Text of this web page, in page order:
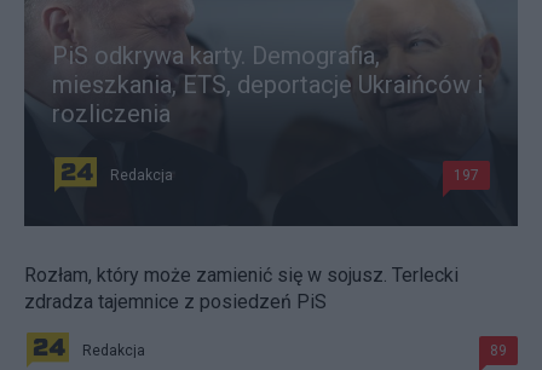
PiS odkrywa karty. Demografia,
mieszkania, ETS, deportacje Ukraińców i
rozliczenia
Redakcja 197
Rozłam, który może zamienić się w sojusz. Terlecki
zdradza tajemnice z posiedzeń PiS
Redakcja 89